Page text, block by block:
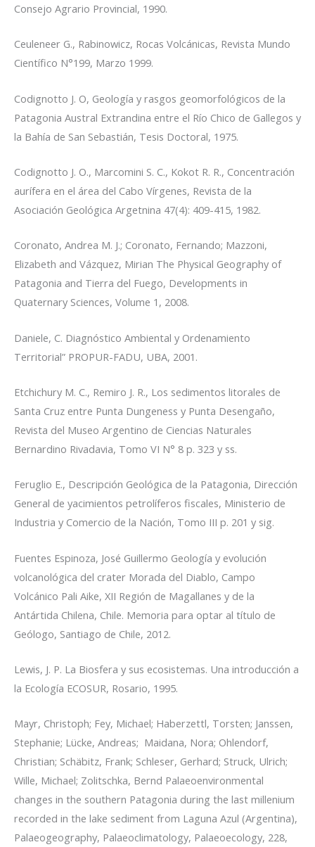
Consejo Agrario Provincial, 1990.
Ceuleneer G., Rabinowicz, Rocas Volcánicas, Revista Mundo
Científico N°199, Marzo 1999.
Codignotto J. O, Geología y rasgos geomorfológicos de la
Patagonia Austral Extrandina entre el Río Chico de Gallegos y
la Bahía de San Sebastián, Tesis Doctoral, 1975.
Codignotto J. O., Marcomini S. C., Kokot R. R., Concentración
aurífera en el área del Cabo Vírgenes, Revista de la
Asociación Geológica Argetnina 47(4): 409-415, 1982.
Coronato, Andrea M. J.; Coronato, Fernando; Mazzoni,
Elizabeth and Vázquez, Mirian The Physical Geography of
Patagonia and Tierra del Fuego, Developments in
Quaternary Sciences, Volume 1, 2008.
Daniele, C. Diagnóstico Ambiental y Ordenamiento
Territorial” PROPUR-FADU, UBA, 2001.
Etchichury M. C., Remiro J. R., Los sedimentos litorales de
Santa Cruz entre Punta Dungeness y Punta Desengaño,
Revista del Museo Argentino de Ciencias Naturales
Bernardino Rivadavia, Tomo VI N° 8 p. 323 y ss.
Feruglio E., Descripción Geológica de la Patagonia, Dirección
General de yacimientos petrolíferos fiscales, Ministerio de
Industria y Comercio de la Nación, Tomo III p. 201 y sig.
Fuentes Espinoza, José Guillermo Geología y evolución
volcanológica del crater Morada del Diablo, Campo
Volcánico Pali Aike, XII Región de Magallanes y de la
Antártida Chilena, Chile. Memoria para optar al título de
Geólogo, Santiago de Chile, 2012.
Lewis, J. P. La Biosfera y sus ecosistemas. Una introducción a
la Ecología ECOSUR, Rosario, 1995.
Mayr, Christoph; Fey, Michael; Haberzettl, Torsten; Janssen,
Stephanie; Lücke, Andreas; Maidana, Nora; Ohlendorf,
Christian; Schäbitz, Frank; Schleser, Gerhard; Struck, Ulrich;
Wille, Michael; Zolitschka, Bernd Palaeoenvironmental
changes in the southern Patagonia during the last millenium
recorded in the lake sediment from Laguna Azul (Argentina),
Palaeogeography, Palaeoclimatology, Palaeoecology, 228,